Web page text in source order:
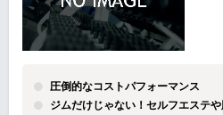
圧倒的なコストパフォーマンス
ジムだけじゃない！セルフエステ